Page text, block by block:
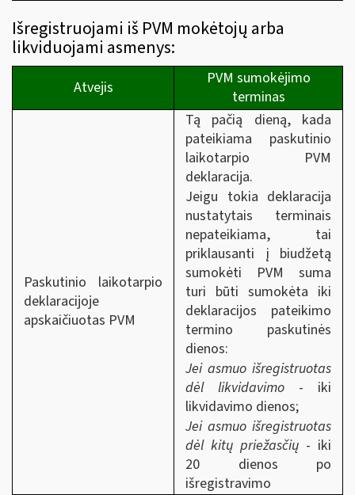
Išregistruojami iš PVM mokėtojų arba
likviduojami asmenys:
Atvejis
PVM sumokėjimo
terminas
Paskutinio laikotarpio
deklaracijoje
apskaičiuotas PVM
Tą pačią dieną, kada
pateikiama paskutinio
laikotarpio PVM
deklaracija.
Jeigu tokia deklaracija
nustatytais terminais
nepateikiama, tai
priklausanti į biudžetą
sumokėti PVM suma
turi būti sumokėta iki
deklaracijos pateikimo
termino paskutinės
dienos:
Jei asmuo išregistruotas
dėl likvidavimo - iki
likvidavimo dienos;
Jei asmuo išregistruotas
dėl kitų priežasčių - iki
20 dienos po
išregistravimo